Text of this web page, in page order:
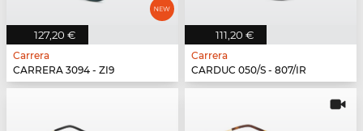
127,20 €
Carrera
CARRERA 3094 - ZI9
111,20 €
Carrera
CARDUC 050/S - 807/IR